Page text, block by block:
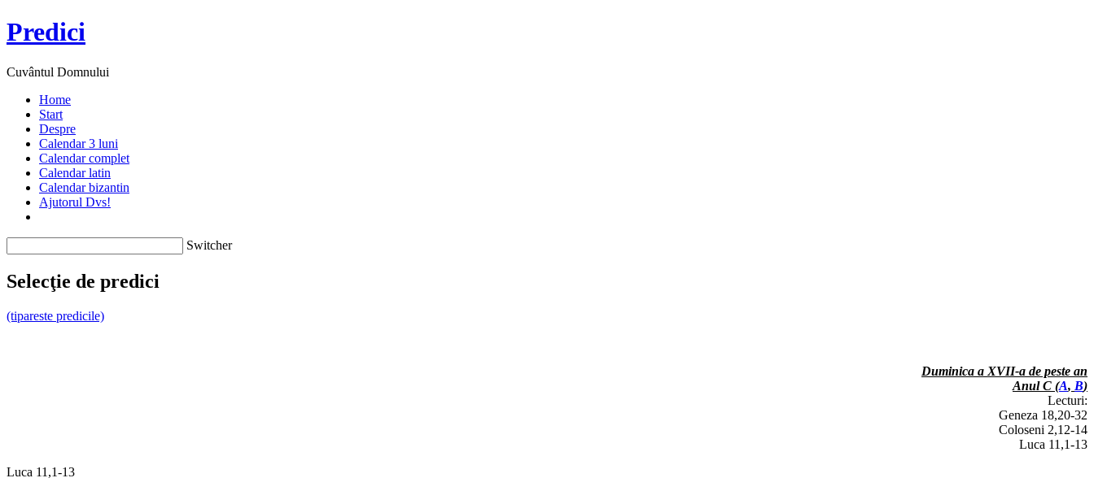
Predici
Cuvântul Domnului
Home
Start
Despre
Calendar 3 luni
Calendar complet
Calendar latin
Calendar bizantin
Ajutorul Dvs!
Switcher
Selecţie de predici
(tipareste predicile)
Duminica a XVII-a de peste an
Anul C (A, B)
Lecturi:
Geneza 18,20-32
Coloseni 2,12-14
Luca 11,1-13
Luca 11,1-13